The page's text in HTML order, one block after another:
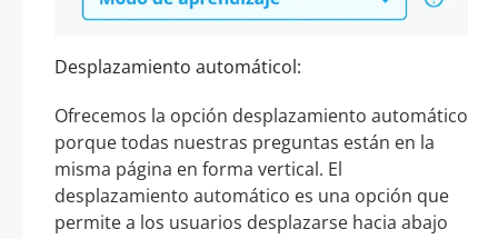
Desplazamiento automáticol:
Ofrecemos la opción desplazamiento automático
porque todas nuestras preguntas están en la
misma página en forma vertical. El
desplazamiento automático es una opción que
permite a los usuarios desplazarse hacia abajo